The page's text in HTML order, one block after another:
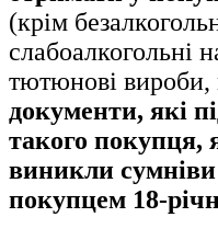
(крім
слабоалкогольні
тютюнові вироби,
документи, які
такого покупця,
виникли
покупцем 18-